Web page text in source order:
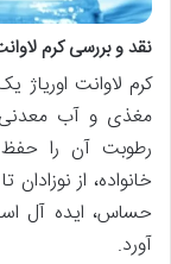
نقد و بررسی کرم
کرم لاوانت اوریاژ
مغذی و آب معدنی
رطوبت آن را
خانواده، از
حساس، ایده آل
آورد.